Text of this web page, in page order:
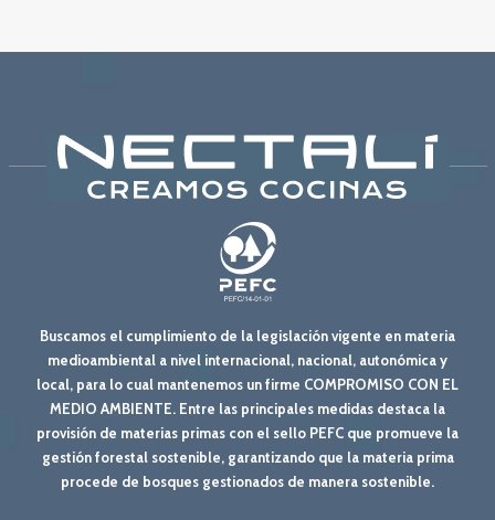
Buscamos el cumplimiento de la legislación vigente en materia
medioambiental a nivel internacional, nacional, autonómica y
local, para lo cual mantenemos un firme COMPROMISO CON EL
MEDIO AMBIENTE. Entre las principales medidas destaca la
provisión de materias primas con el sello PEFC que promueve la
gestión forestal sostenible, garantizando que la materia prima
procede de bosques gestionados de manera sostenible.